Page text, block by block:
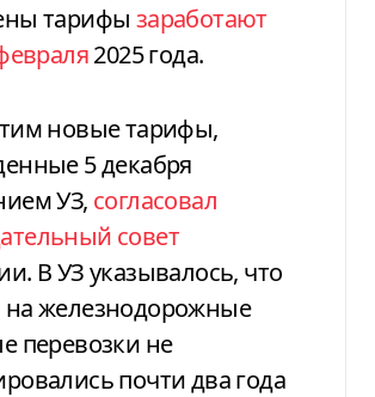
тарифы заработают
2025 года.
новые тарифы,
5 декабря
УЗ, согласовал
совет
В УЗ указывалось, что
железнодорожные
перевозки не
почти два года